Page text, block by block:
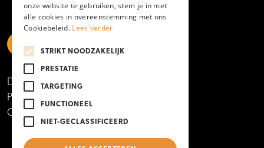
https://www.linkedin.com/school/mboamersfoort
https://www.instagram.com/mboamersfoort/
https://www.facebook.com/MBOAmersfoort
Disclaimer
Privacy- en cookieverklaring
Copyright 2025
onze website te gebruiken, stem je in met
alle cookies in overeenstemming met ons
Cookiebeleid. Lees verder
STRIKT NOODZAKELIJK
PRESTATIE
TARGETING
FUNCTIONEEL
NIET-GECLASSIFICEERD